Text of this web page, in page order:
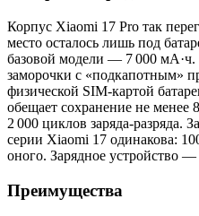
Корпус Xiaomi 17 Pro так
место осталось лишь под
базовой модели — 7 000 мА·ч.
заморочки с «подкапотным»
физической SIM-картой
обещает сохранение не менее
2 000 циклов заряда-разряда.
серии Xiaomi 17 одинакова:
оного. Зарядное устройство —
Преимущества